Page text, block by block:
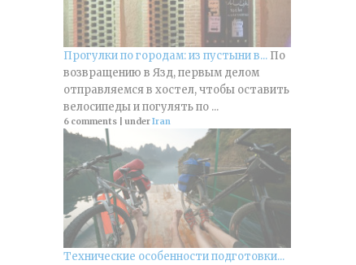
Прогулки по городам: из пустыни в... По
возвращению в Язд, первым делом
отправляемся в хостел, чтобы оставить
велосипеды и погулять по ...
6 comments |underIran
Технические особенности подготовки...